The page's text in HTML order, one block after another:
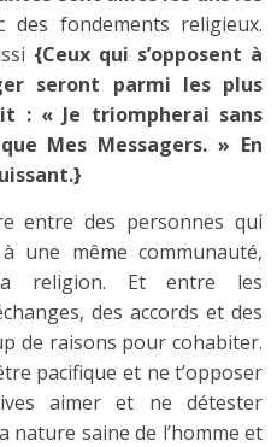
fondements religieux.
{Ceux qui s’opposent à
seront parmi les plus
: « Je triompherai sans
Mes Messagers. » En
entre des personnes qui
une même communauté,
religion. Et entre les
des accords et des
de raisons pour cohabiter.
pacifique et ne t’opposer
aimer et ne détester
nature saine de l’homme et